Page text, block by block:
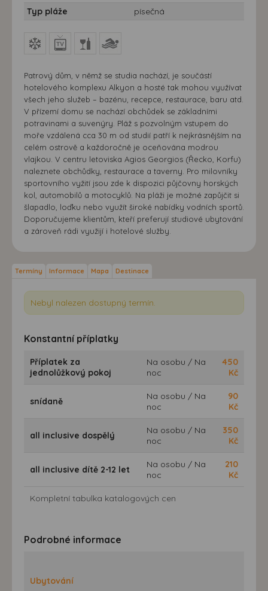
Typ pláže
písečná
Patrový dům, v němž se studia nachází, je součástí
hotelového komplexu Alkyon a hosté tak mohou využívat
všech jeho služeb – bazénu, recepce, restaurace, baru atd.
V přízemí domu se nachází obchůdek se základními
potravinami a suvenýry. Pláž s pozvolným vstupem do
moře vzdálená cca 30 m od studií patří k nejkrásnějším na
celém ostrově a každoročně je oceňována modrou
vlajkou. V centru letoviska Agios Georgios (Řecko, Korfu)
naleznete obchůdky, restaurace a taverny. Pro milovníky
sportovního vyžití jsou zde k dispozici půjčovny horských
kol, automobilů a motocyklů. Na pláži je možné zapůjčit si
šlapadlo, loďku nebo využít široké nabídky vodních sportů.
Doporučujeme klientům, kteří preferují studiové ubytování
a zároveň rádi využijí i hotelové služby.
Termíny Informace Mapa Destinace
Nebyl nalezen dostupný termín.
Konstantní příplatky
Příplatek za
jednolůžkový pokoj
Na osobu / Na
noc
450
Kč
snídaně
Na osobu / Na
noc
90
Kč
all inclusive dospělý
Na osobu / Na
noc
350
Kč
all inclusive dítě 2-12 let
Na osobu / Na
noc
210
Kč
Kompletní tabulka katalogových cen
Podrobné informace
Ubytování